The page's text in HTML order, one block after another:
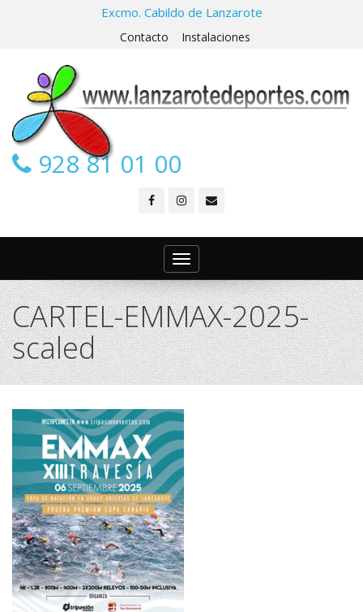
Excmo. Cabildo de Lanzarote
Contacto Instalaciones
928 81 01 00
Toggle
navigation
CARTEL-EMMAX-2025-
scaled